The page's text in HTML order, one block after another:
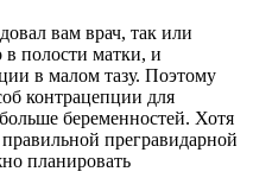
вам врач, так или
в полости матки, и
в малом тазу. Поэтому
контрацепции для
беременностей. Хотя
прегравидарной
планировать